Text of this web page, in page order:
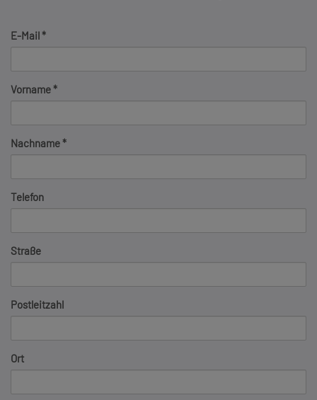
E-Mail
Vorname
Nachname
Telefon
Straße
Postleitzahl
Ort